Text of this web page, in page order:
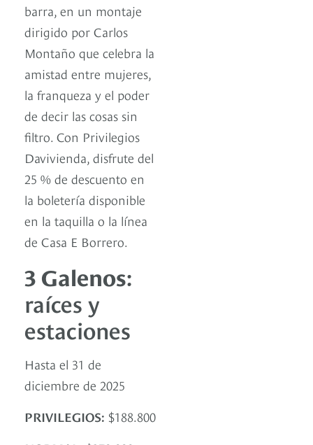
barra, en un montaje
dirigido por Carlos
Montaño que celebra la
amistad entre mujeres,
la franqueza y el poder
de decir las cosas sin
filtro. Con Privilegios
Davivienda, disfrute del
25 % de descuento en
la boletería disponible
en la taquilla o la línea
de Casa E Borrero.
3 Galenos:
raíces y
estaciones
Hasta el 31 de
diciembre de 2025
PRIVILEGIOS: $188.800